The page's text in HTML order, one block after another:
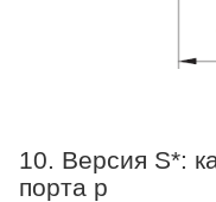
10. Версия S*:
порта p